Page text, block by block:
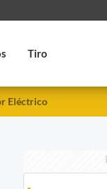
Tiro
Eléctrico